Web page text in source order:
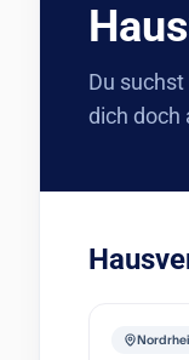
Du
dich